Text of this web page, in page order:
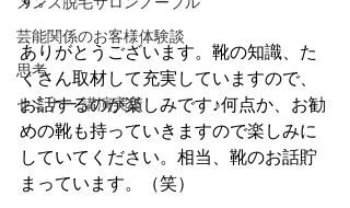
芸能関係のお客様体験談
思考
セミナー 講演実績
ありがとうございます。靴の知識、た
くさん取材して充実していますので、
お話するのが楽しみです♪何点か、お勧
めの靴も持っていきますので楽しみに
していてください。相当、靴のお話貯
まっています。（笑）